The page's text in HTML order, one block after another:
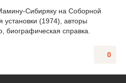
Сибиряку на Соборной
(1974), авторы
биографическая справка.
0